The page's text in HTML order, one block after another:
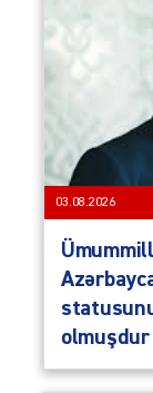
03.08.2026
olmuşdur